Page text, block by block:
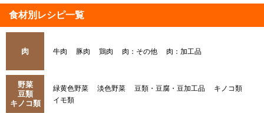
食材別レシピ一覧
肉 牛肉 豚肉 鶏肉 肉：その他 肉：加工品
野菜
豆類
キノコ類
緑黄色野菜 淡色野菜 豆類・豆腐・豆加工品
キノコ類
イモ類